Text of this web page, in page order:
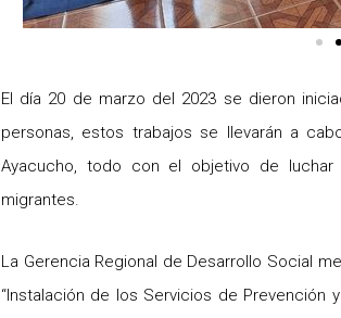
El día 20 de marzo del 2023 se dieron
personas, estos trabajos se llevarán a
Ayacucho, todo con el objetivo de
migrantes.
La Gerencia Regional de Desarrollo Social
“Instalación de los Servicios de Prevención